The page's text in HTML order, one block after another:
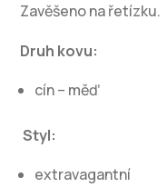
Zavěšeno na řetízku.
Druh kovu:
cín – měď
Styl:
extravagantní